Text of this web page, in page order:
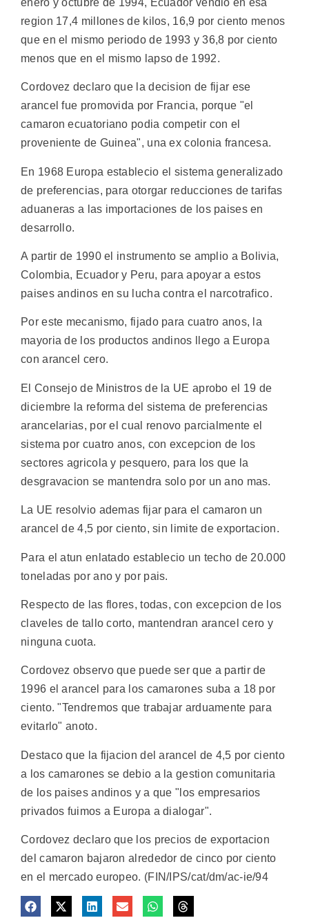
region 17,4 millones de kilos, 16,9 por ciento menos
que en el mismo periodo de 1993 y 36,8 por ciento
menos que en el mismo lapso de 1992.
Cordovez declaro que la decision de fijar ese
arancel fue promovida por Francia, porque "el
camaron ecuatoriano podia competir con el
proveniente de Guinea", una ex colonia francesa.
En 1968 Europa establecio el sistema generalizado
de preferencias, para otorgar reducciones de tarifas
aduaneras a las importaciones de los paises en
desarrollo.
A partir de 1990 el instrumento se amplio a Bolivia,
Colombia, Ecuador y Peru, para apoyar a estos
paises andinos en su lucha contra el narcotrafico.
Por este mecanismo, fijado para cuatro anos, la
mayoria de los productos andinos llego a Europa
con arancel cero.
El Consejo de Ministros de la UE aprobo el 19 de
diciembre la reforma del sistema de preferencias
arancelarias, por el cual renovo parcialmente el
sistema por cuatro anos, con excepcion de los
sectores agricola y pesquero, para los que la
desgravacion se mantendra solo por un ano mas.
La UE resolvio ademas fijar para el camaron un
arancel de 4,5 por ciento, sin limite de exportacion.
Para el atun enlatado establecio un techo de 20.000
toneladas por ano y por pais.
Respecto de las flores, todas, con excepcion de los
claveles de tallo corto, mantendran arancel cero y
ninguna cuota.
Cordovez observo que puede ser que a partir de
1996 el arancel para los camarones suba a 18 por
ciento. "Tendremos que trabajar arduamente para
evitarlo" anoto.
Destaco que la fijacion del arancel de 4,5 por ciento
a los camarones se debio a la gestion comunitaria
de los paises andinos y a que "los empresarios
privados fuimos a Europa a dialogar".
Cordovez declaro que los precios de exportacion
del camaron bajaron alrededor de cinco por ciento
en el mercado europeo. (FIN/IPS/cat/dm/ac-ie/94